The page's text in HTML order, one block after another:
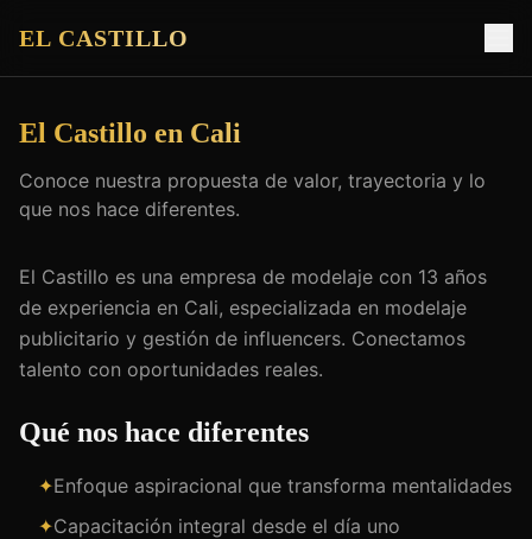
EL CASTILLO
El Castillo en Cali
Conoce nuestra propuesta de valor, trayectoria y lo
que nos hace diferentes.
El Castillo es una empresa de modelaje con 13 años
de experiencia en Cali, especializada en modelaje
publicitario y gestión de influencers. Conectamos
talento con oportunidades reales.
Qué nos hace diferentes
✦Enfoque aspiracional que transforma mentalidades
✦Capacitación integral desde el día uno